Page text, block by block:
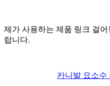
제가 사용하는 제품 링크 걸
랍니다.
카니발 요소수